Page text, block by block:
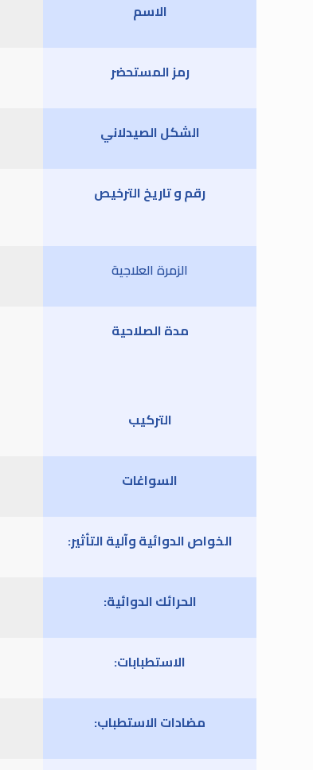
الاسم
رمز المستحضر
الشكل الصيدلاني
رقم و تاريخ الترخيص
الزمرة العلاجية
مدة الصلاحية
التركيب
السواغات
الخواص الدوائية وآلية التأثير:
الحرائك الدوائية:
الاستطبابات:
مضادات الاستطباب: